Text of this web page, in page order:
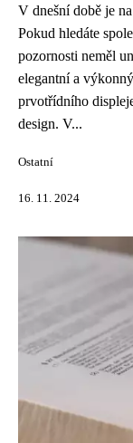
V dnešní době je
Pokud hledáte
pozornosti neměl
elegantní a
prvotřídního
design. V...
Ostatní
16. 11. 2024